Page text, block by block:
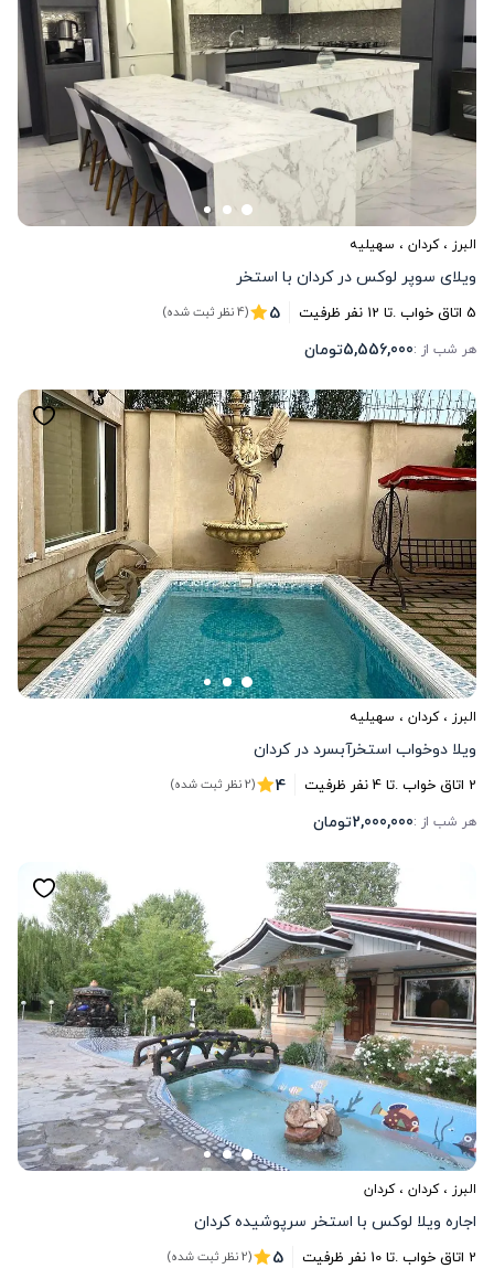
البرز ،کردان ، سهیلیه
ویلای سوپر لوکس در کردان با استخر
5 اتاق خواب .تا 12 نفر ظرفیت 5 (4 نظر ثبت شده)
هر شب از :5,556,000تومان
البرز ،کردان ، سهیلیه
ويلا دوخواب استخرآبسرد در كردان
2 اتاق خواب .تا4نفر ظرفیت 4 (2 نظر ثبت شده)
هر شب از :2,000,000تومان
البرز ،کردان ، کردان
اجاره ویلا لوکس با استخر سرپوشیده کردان
2 اتاق خواب .تا10 نفر ظرفیت 5 (2 نظر ثبت شده)